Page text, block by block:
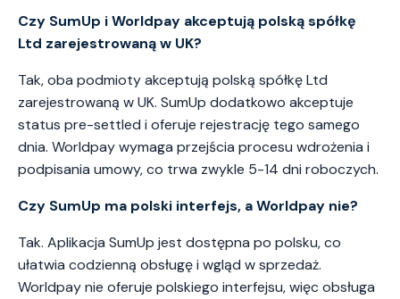
Czy SumUp i Worldpay akceptują polską spółkę
Ltd zarejestrowaną w UK?
Tak, oba podmioty akceptują polską spółkę Ltd
zarejestrowaną w UK. SumUp dodatkowo akceptuje
status pre-settled i oferuje rejestrację tego samego
dnia. Worldpay wymaga przejścia procesu wdrożenia i
podpisania umowy, co trwa zwykle 5-14 dni roboczych.
Czy SumUp ma polski interfejs, a Worldpay nie?
Tak. Aplikacja SumUp jest dostępna po polsku, co
ułatwia codzienną obsługę i wgląd w sprzedaż.
Worldpay nie oferuje polskiego interfejsu, więc obsługa